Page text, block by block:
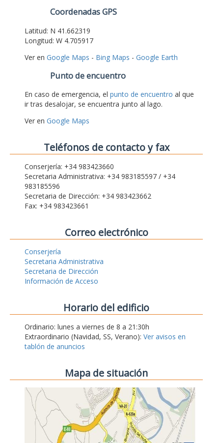
Coordenadas GPS
Latitud: N 41.662319
Longitud: W 4.705917
Ver en Google Maps - Bing Maps - Google Earth
Punto de encuentro
En caso de emergencia, el punto de encuentro al que
ir tras desalojar, se encuentra junto al lago.
Ver en Google Maps
Teléfonos de contacto y fax
Conserjería: +34 983423660
Secretaria Administrativa: +34 983185597 / +34
983185596
Secretaria de Dirección: +34 983423662
Fax: +34 983423661
Correo electrónico
Conserjería
Secretaria Administrativa
Secretaria de Dirección
Información de Acceso
Horario del edificio
Ordinario: lunes a viernes de 8 a 21:30h
Extraordinario (Navidad, SS, Verano): Ver avisos en
tablón de anuncios
Mapa de situación